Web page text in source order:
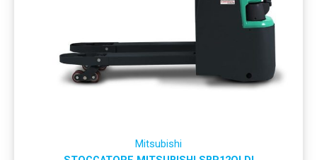
Mitsubishi